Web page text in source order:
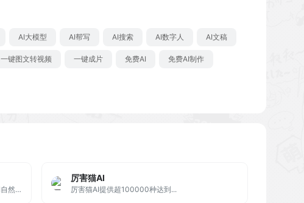
AI大模型 AI帮写 AI搜索 AI数字人 AI文稿
一键图文转视频 一键成片 免费AI 免费AI制作
博查是一个无广告干扰的答案引擎。你可以用自然语言提问，它会理解问题、细分检索并生成准确的答案。
厉害猫AI
厉害猫AI提供超100000种达到...